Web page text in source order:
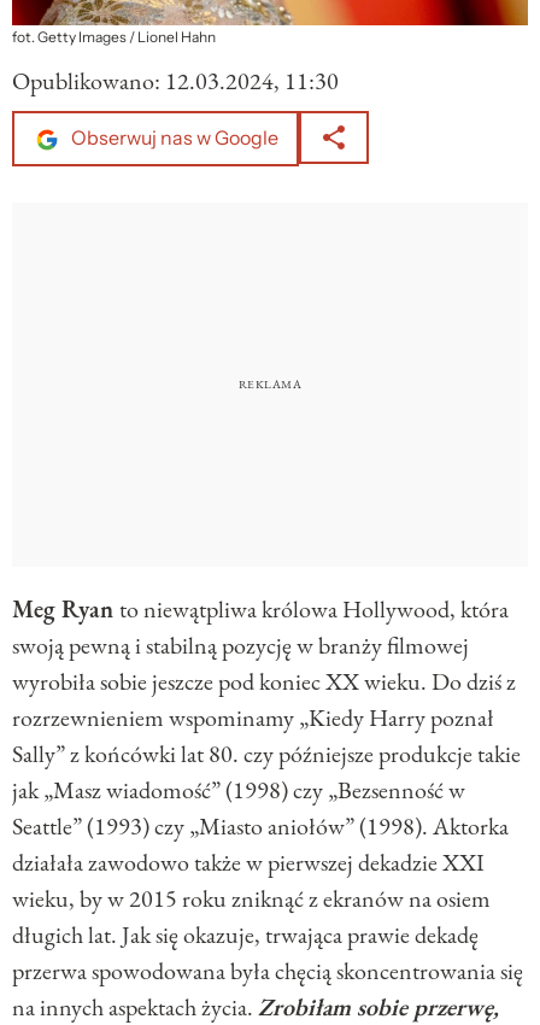
fot. Getty Images / Lionel Hahn
Opublikowano: 12.03.2024, 11:30
Obserwuj nas w Google
Meg Ryanto niewątpliwa królowa Hollywood, która
swoją pewną i stabilną pozycję w branży filmowej
wyrobiła sobie jeszcze pod koniec XX wieku. Do dziś z
rozrzewnieniem wspominamy „Kiedy Harry poznał
Sally” z końcówki lat 80. czy późniejsze produkcje takie
jak „Masz wiadomość” (1998) czy „Bezsenność w
Seattle” (1993) czy „Miasto aniołów” (1998). Aktorka
działała zawodowo także w pierwszej dekadzie XXI
wieku, by w 2015 roku zniknąć z ekranów na osiem
długich lat. Jak się okazuje, trwająca prawie dekadę
przerwa spowodowana była chęcią skoncentrowania się
na innych aspektach życia.Zrobiłam sobie przerwę,